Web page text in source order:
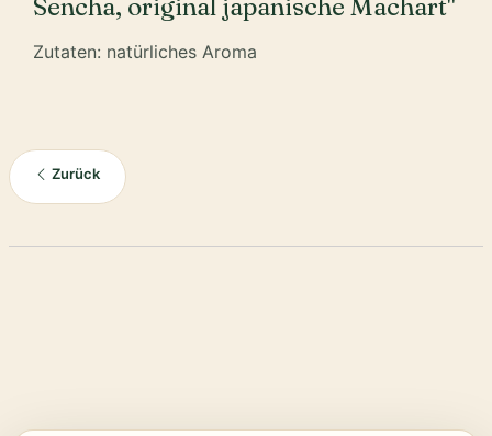
Sencha, original japanische Machart"
Zutaten: natürliches Aroma
Zurück